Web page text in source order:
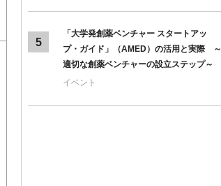
5
「大学発創薬ベンチャー スタートアッ
プ・ガイド」（AMED）の活用と実際 ～
適切な創薬ベンチャーの設立ステップ～
イベント